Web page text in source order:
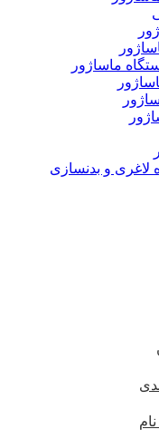
ماساژور
لاغری و بدنسازی